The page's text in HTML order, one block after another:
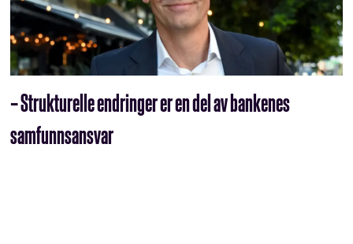
– Strukturelle endringer er en del av bankenes
samfunnsansvar